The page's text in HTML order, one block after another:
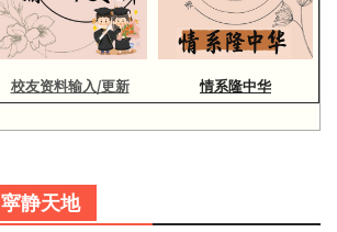
校友资料输入/更新 情系隆中华
寜静天地